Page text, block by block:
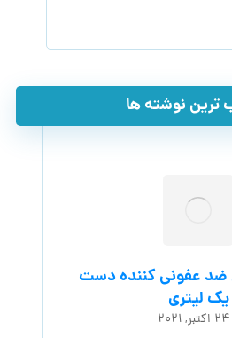
ترین نوشته ها
عفونی کننده دست
یک لیتری
۲۴ اکتبر, ۲۰۲۱